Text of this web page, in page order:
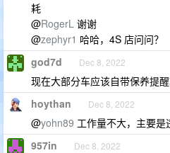
耗
@RogerL 谢谢
@zephyr1 哈哈，4S 店问问？
god7d Dec 8, 2022
现在大部分车应该自带保养提
hoythan Dec 8, 2022
@yohn89 工作量不大，主要是
957in Dec 8, 2022